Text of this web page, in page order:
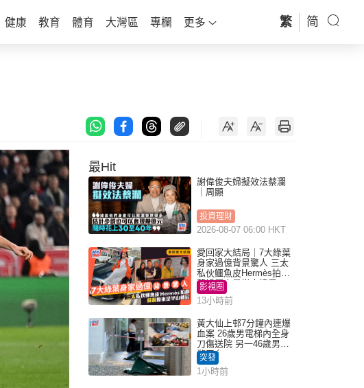
健康 教育 體育 大灣區 專欄 更多 繁 简
最Hit
謝偉俊夫婦擬效法蔡瀾
｜周顯
投資理財
2026-08-07 06:00 HKT
愛回家大結局｜7大綠葉
身家過億背景驚人 三太
私伙鱷魚皮Hermès拍劇
蘇姐原來是半山樓后
影視圈
13小時前
黃大仙上邨7分鐘內連爆
血案 26歲男電梯內全身
刀傷送院 另一46歲男倒
斃平台
突發
1小時前